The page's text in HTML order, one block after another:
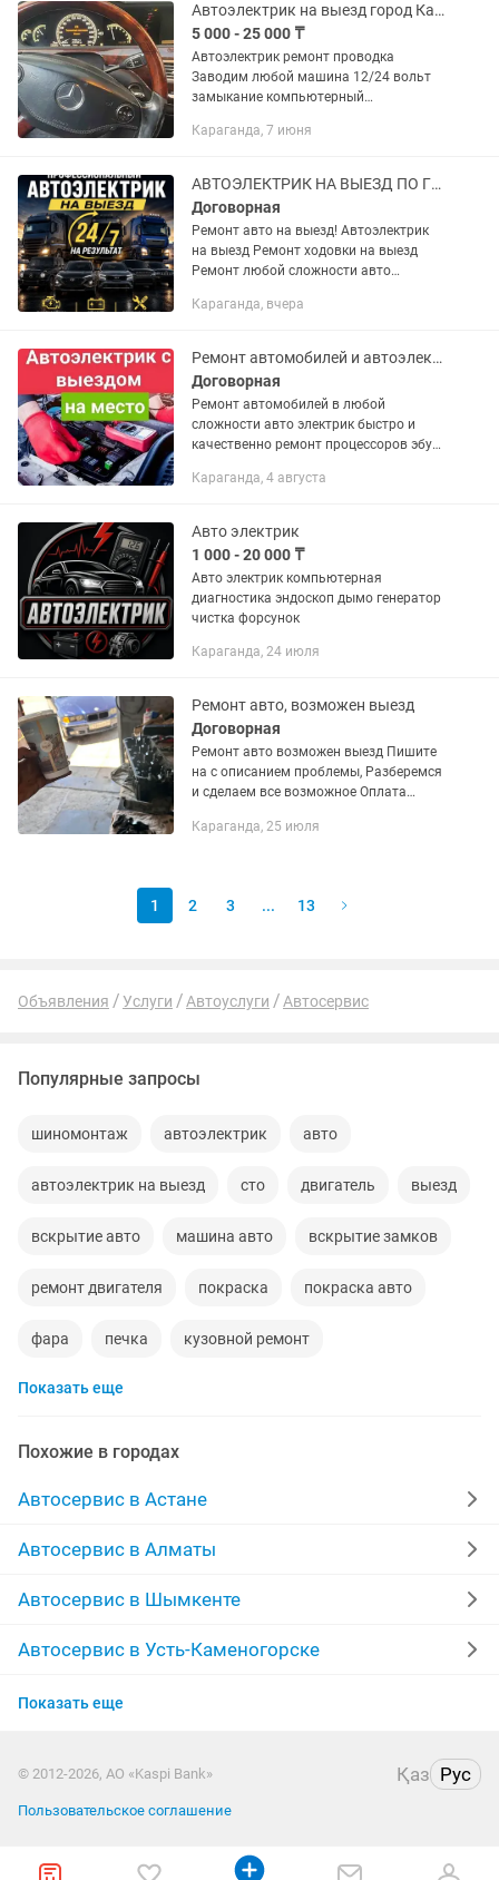
Автоэлектрик на выезд город Караганды выезд
5 000 - 25 000 ₸
Автоэлектрик ремонт проводка
Заводим любой машина 12/24 вольт
замыкание компьютерный
Генератор ремонт
Караганда, 7 июня
АВТОЭЛЕКТРИК НА ВЫЕЗД ПО ГОРОДУ И ОБЛАСТЬИ
Договорная
Ремонт авто на выезд! Автоэлектрик
на выезд Ремонт ходовки на выезд
Ремонт любой сложности авто
Караганда, вчера
Ремонт автомобилей и автоэлектрик на выезд 24/7
Договорная
Ремонт автомобилей в любой
сложности авто электрик быстро и
качественно ремонт процессоров эбу
вопросы по телефону. 24/7 Выезд в
Караганда, 4 августа
Авто электрик
1 000 - 20 000 ₸
Авто электрик компьютерная
диагностика эндоскоп дымо генератор
чистка форсунок
Караганда, 24 июля
Ремонт авто, возможен выезд
Договорная
Ремонт авто возможен выезд Пишите
на с описанием проблемы, Разберемся
и сделаем все возможное Оплата
Караганда, 25 июля
1 2 3 ... 13
Объявления Услуги Автоуслуги Автосервис
Популярные запросы
шиномонтаж автоэлектрик авто
автоэлектрик на выезд сто двигатель выезд
вскрытие авто машина авто вскрытие замков
ремонт двигателя покраска покраска авто
фара печка кузовной ремонт
заправка кондиционеров
пассажирские перевозки
ремонт радиаторов химчистка салона
кпп химчистка полировка фар
полировка ремонт выезд костоправ
шумоизоляция
Показать еще
Похожие в городах
Автосервис в Астане
Автосервис в Алматы
Автосервис в Шымкенте
Автосервис в Усть-Каменогорске
Автосервис в Актобе
Автосервис в Костанае
Показать еще
© 2012-2026, АО «Kaspi Bank» Қаз Рус
Пользовательское соглашение